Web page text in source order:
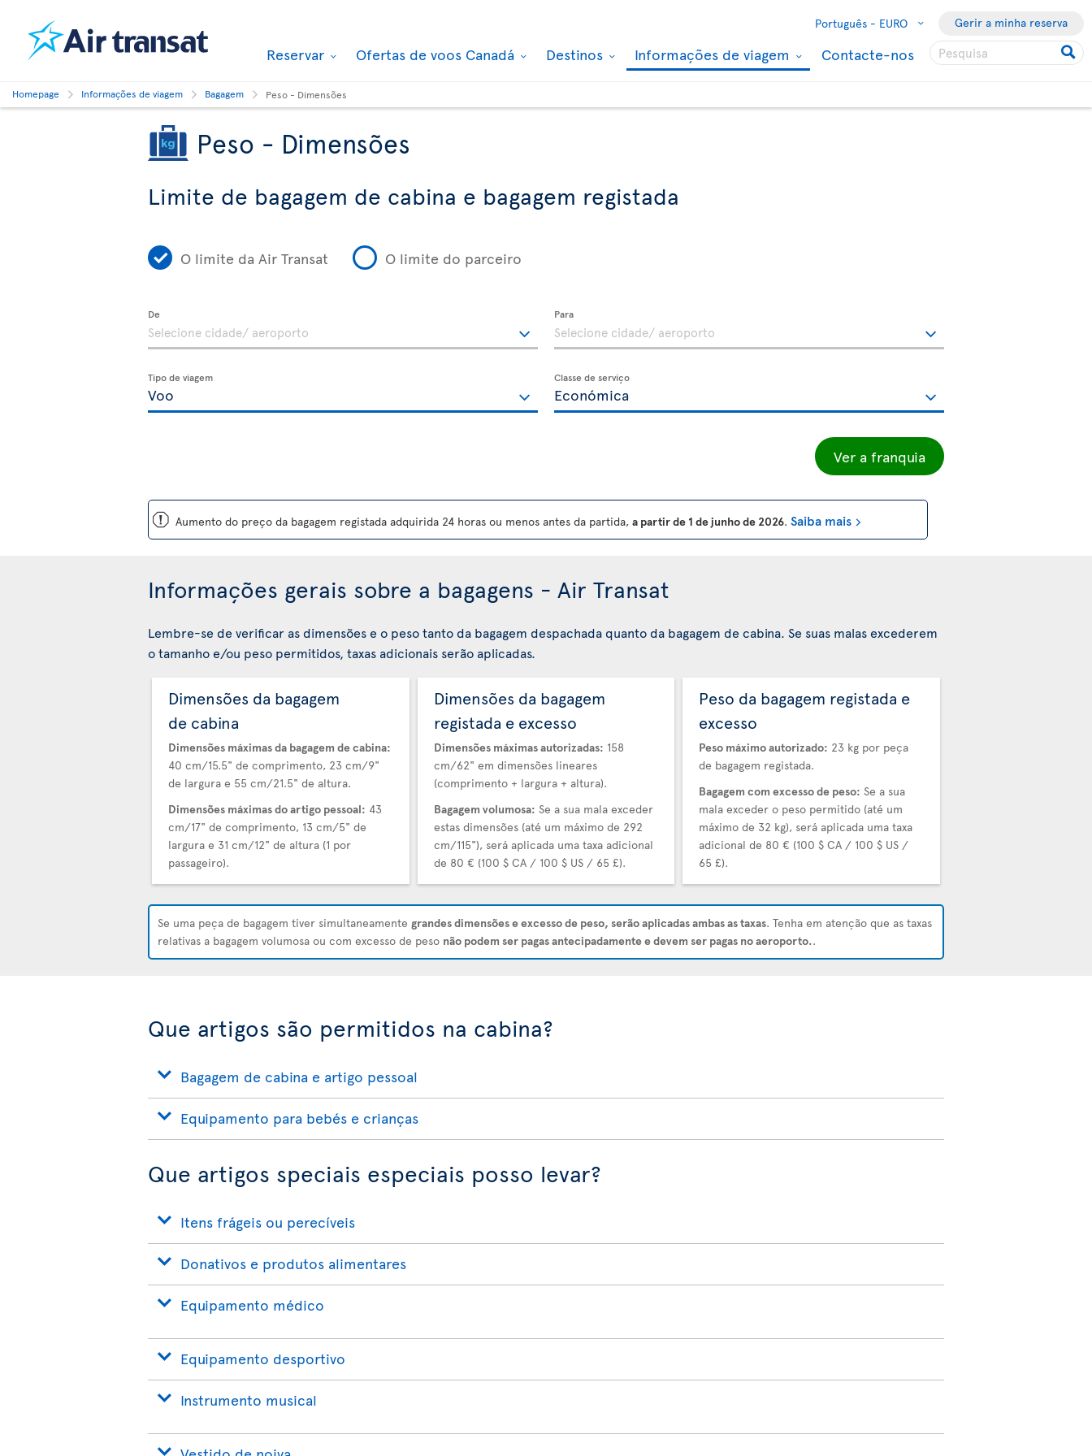
Português - EURO Gerir a minha reserva
Reservar Ofertas de voos Canadá Destinos Informações de viagem Contacte-nos
Homepage Informações de viagem Bagagem Peso - Dimensões
Peso - Dimensões
Limite de bagagem de cabina e bagagem registada
O limite da Air Transat O limite do parceiro
De Para
Tipo de viagem Classe de serviço
Ver a franquia
ü Aumento do preço da bagagem registada adquirida 24 horas ou menos antes da partida, a partir de 1 de junho de 2026. Saiba mais
Informações gerais sobre a bagagens - Air Transat
Lembre-se de verificar as dimensões e o peso tanto da bagagem despachada quanto da bagagem de cabina. Se suas malas excederem
o tamanho e/ou peso permitidos, taxas adicionais serão aplicadas.
Dimensões da bagagem
de cabina
Dimensões máximas da bagagem de cabina:
40 cm/15.5" de comprimento, 23 cm/9"
de largura e 55 cm/21.5" de altura.
Dimensões máximas do artigo pessoal: 43
cm/17" de comprimento, 13 cm/5" de
largura e 31 cm/12" de altura (1 por
passageiro).
Dimensões da bagagem
registada e excesso
Dimensões máximas autorizadas: 158
cm/62" em dimensões lineares
(comprimento + largura + altura).
Bagagem volumosa: Se a sua mala exceder
estas dimensões (até um máximo de 292
cm/115"), será aplicada uma taxa adicional
de 80 € (100 $ CA / 100 $ US / 65 £).
Peso da bagagem registada e
excesso
Peso máximo autorizado: 23 kg por peça
de bagagem registada.
Bagagem com excesso de peso: Se a sua
mala exceder o peso permitido (até um
máximo de 32 kg), será aplicada uma taxa
adicional de 80 € (100 $ CA / 100 $ US /
65 £).
Se uma peça de bagagem tiver simultaneamente grandes dimensões e excesso de peso, serão aplicadas ambas as taxas. Tenha em atenção que as taxas
relativas a bagagem volumosa ou com excesso de peso não podem ser pagas antecipadamente e devem ser pagas no aeroporto..
Que artigos são permitidos na cabina?
Bagagem de cabina e artigo pessoal
Equipamento para bebés e crianças
Que artigos speciais especiais posso levar?
Itens frágeis ou perecíveis
Donativos e produtos alimentares
Equipamento médico
Equipamento desportivo
Instrumento musical